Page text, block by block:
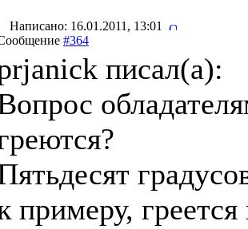
Написано: 16.01.2011, 13:01
#364
писал(a):
примеру,